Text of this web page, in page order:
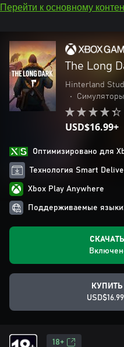
Перейти к основному
The Long
Hinterland
•
Симуляторы
USD$16.99+
Оптимизировано для
Технология Smart
Xbox Play Anywhere
Поддерживаемые
СКАЧАТЬ
КУПИТЬ
18+